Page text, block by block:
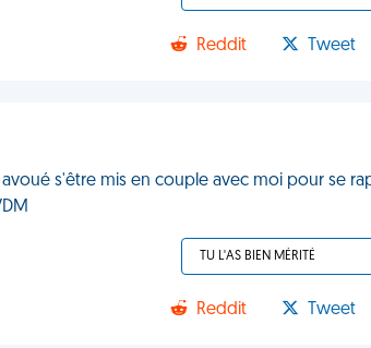
Reddit Tweet
s'être mis en couple avec moi pour se
TU L'AS BIEN MÉRITÉ
Reddit Tweet